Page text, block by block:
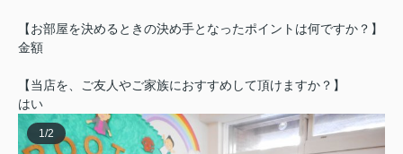
【お部屋を決めるときの決め手となったポイントは何ですか？】
金額
【当店を、ご友人やご家族におすすめして頂けますか？】
はい
1/2